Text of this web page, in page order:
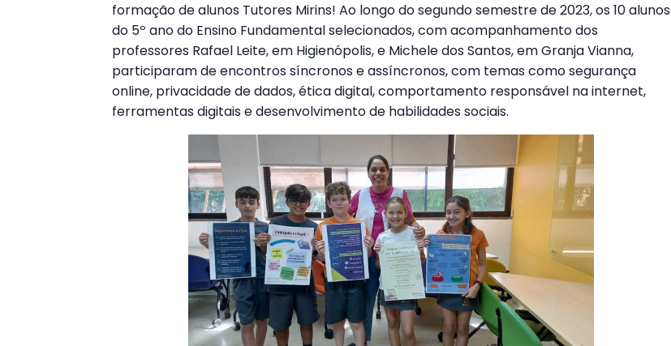
formação de alunos Tutores Mirins! Ao longo do segundo semestre de 2023, os 10 alunos
do 5º ano do Ensino Fundamental selecionados, com acompanhamento dos
professores Rafael Leite, em Higienópolis, e Michele dos Santos, em Granja Vianna,
participaram de encontros síncronos e assíncronos, com temas como segurança
online, privacidade de dados, ética digital, comportamento responsável na internet,
ferramentas digitais e desenvolvimento de habilidades sociais.